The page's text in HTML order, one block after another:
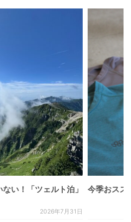
い！「ツェルト泊」
2026年7月31日
今季おスス